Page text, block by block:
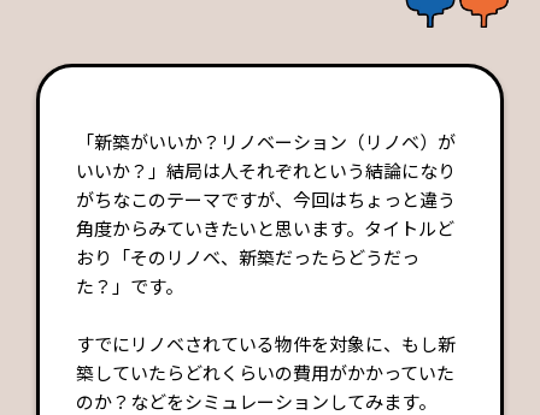
「新築がいいか？リノベーション（リノベ）が
いいか？」結局は人それぞれという結論になり
がちなこのテーマですが、今回はちょっと違う
角度からみていきたいと思います。タイトルど
おり「そのリノベ、新築だったらどうだっ
た？」です。
すでにリノベされている物件を対象に、もし新
築していたらどれくらいの費用がかかっていた
のか？などをシミュレーションしてみます。